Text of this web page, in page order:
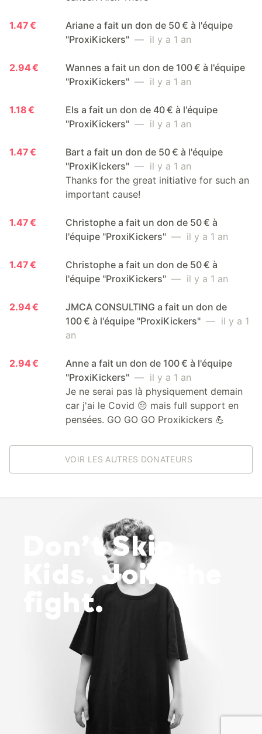
1.47 €
Ariane a fait un don de 50 € à l'équipe
"ProxiKickers" — il y a 1 an
2.94 €
Wannes a fait un don de 100 € à l'équipe
"ProxiKickers" — il y a 1 an
1.18 €
Els a fait un don de 40 € à l'équipe
"ProxiKickers" — il y a 1 an
1.47 €
Bart a fait un don de 50 € à l'équipe
"ProxiKickers" — il y a 1 an
Thanks for the great initiative for such an
important cause!
1.47 €
Christophe a fait un don de 50 € à
l'équipe "ProxiKickers" — il y a 1 an
1.47 €
Christophe a fait un don de 50 € à
l'équipe "ProxiKickers" — il y a 1 an
2.94 €
JMCA CONSULTING a fait un don de
100 € à l'équipe "ProxiKickers" — il y a 1
an
2.94 €
Anne a fait un don de 100 € à l'équipe
"ProxiKickers" — il y a 1 an
Je ne serai pas là physiquement demain
car j'ai le Covid 😔 mais full support en
pensées. GO GO GO Proxikickers 💪
VOIR LES AUTRES DONATEURS
Don’t Skip
Kids. Join the
fight.